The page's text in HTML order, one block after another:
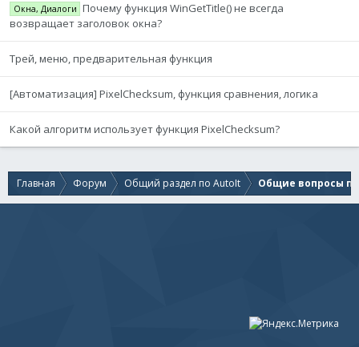
Окна, Диалоги Почему функция WinGetTitle() не всегда
возвращает заголовок окна?
Трей, меню, предварительная функция
[Автоматизация] PixelChecksum, функция сравнения, логика
Какой алгоритм использует функция PixelChecksum?
Главная Форум Общий раздел по AutoIt Общие вопросы